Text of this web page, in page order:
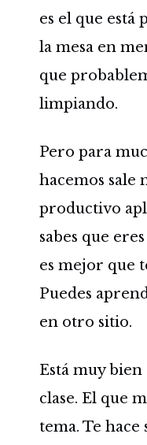
es el que está
la mesa en
que
limpiando.
Pero para
hacemos sale
productivo
sabes que
es mejor que
Puedes
en otro sitio.
Está muy
clase. El que
tema. Te